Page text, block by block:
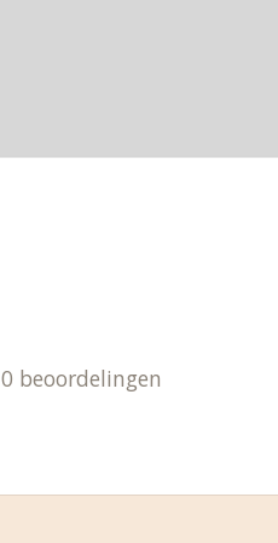
0 beoordelingen